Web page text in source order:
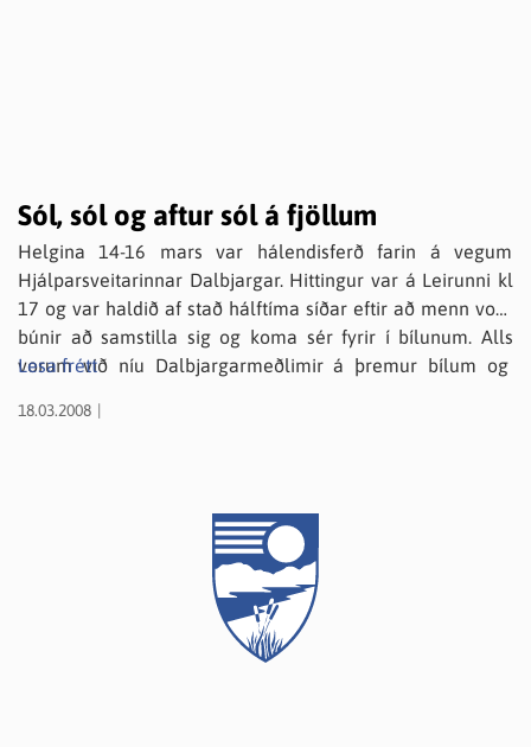
Sól, sól og aftur sól á fjöllum
Helgina 14-16 mars var hálendisferð farin á vegum
Hjálparsveitarinnar Dalbjargar. Hittingur var á Leirunni kl
17 og var haldið af stað hálftíma síðar eftir að menn voru
búnir að samstilla sig og koma sér fyrir í bílunum. Alls
vorum við níu Dalbjargarmeðlimir á þremur bílum og
á sínum bíl, auk tveggja manna á einkabíl. Ferðinni var
Lesa frétt
18.03.2008